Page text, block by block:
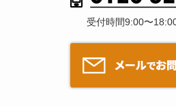
受付時間9:00〜